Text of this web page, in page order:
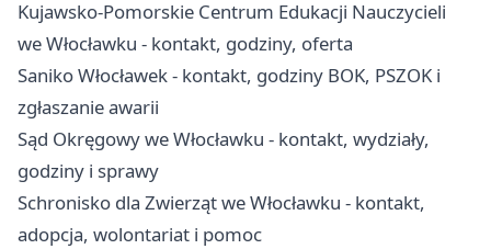
Kujawsko-Pomorskie Centrum Edukacji Nauczycieli
we Włocławku - kontakt, godziny, oferta
Saniko Włocławek - kontakt, godziny BOK, PSZOK i
zgłaszanie awarii
Sąd Okręgowy we Włocławku - kontakt, wydziały,
godziny i sprawy
Schronisko dla Zwierząt we Włocławku - kontakt,
adopcja, wolontariat i pomoc